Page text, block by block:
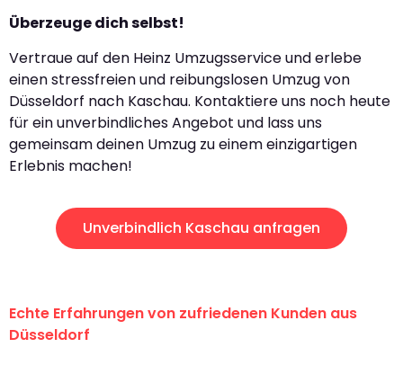
Überzeuge dich selbst!
Vertraue auf den Heinz Umzugsservice und erlebe
einen stressfreien und reibungslosen Umzug von
Düsseldorf nach Kaschau. Kontaktiere uns noch heute
für ein unverbindliches Angebot und lass uns
gemeinsam deinen Umzug zu einem einzigartigen
Erlebnis machen!
Unverbindlich Kaschau anfragen
Echte Erfahrungen von zufriedenen Kunden aus
Düsseldorf